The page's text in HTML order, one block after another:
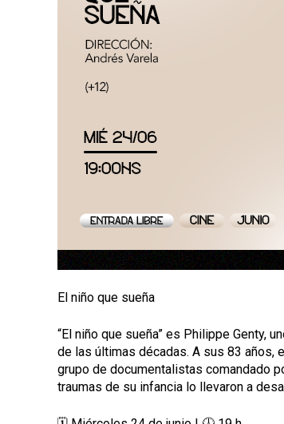
El niño que sueña
“El niño que sueña” es Philippe Genty,
de las últimas décadas. A sus 83 años,
grupo de documentalistas comandado
traumas de su infancia lo llevaron a